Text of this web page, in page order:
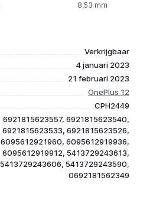
8,53 mm
Verkrijgbaar
4 januari 2023
21 februari 2023
OnePlus 12
CPH2449
6921815623557, 6921815623540,
6921815623533, 6921815623526,
6095612921960, 6095612919936,
6095612919912, 5413729243613,
5413729243606, 5413729243590,
0692181562349